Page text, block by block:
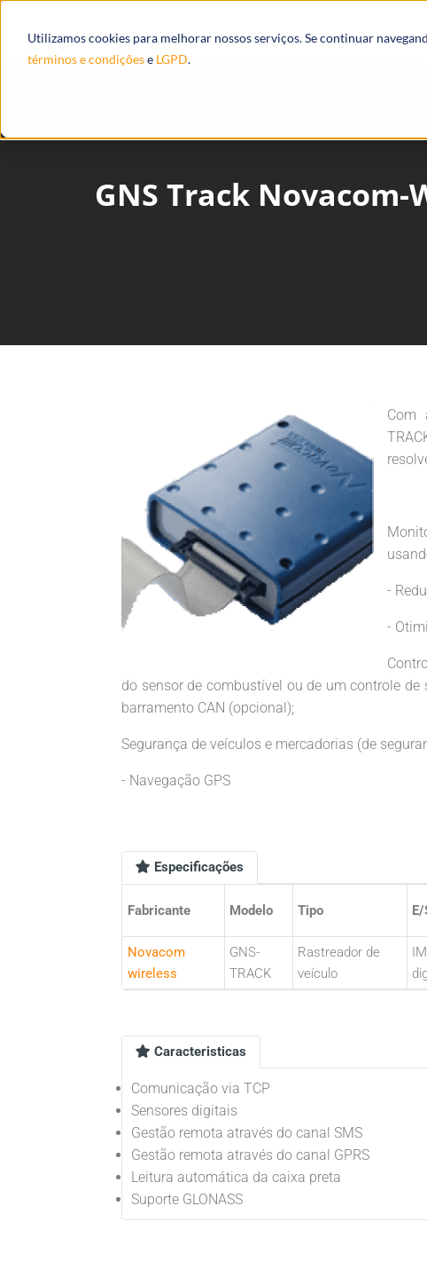
Utilizamos cookies para melhorar nossos serviços. Se continuar
términos e condiçõese LGPD.
Produtos Ecossistema Integrações
GNS Track Novacom-
Com
-
-
do sensor de combustível ou de um controle
barramento CAN (opcional);
Segurança de veículos e mercadorias (de
- Navegação GPS
Especificações
Fabricante Modelo Tipo E/
Novacom
wireless
GNS-
TRACK
Rastreador de
veículo
Caracteristicas
Comunicação via TCP
Sensores digitais
Gestão remota através do canal SMS
Gestão remota através do canal GPRS
Leitura automática da caixa preta
Suporte GLONASS